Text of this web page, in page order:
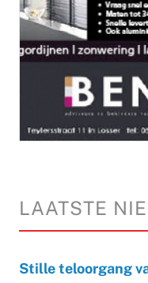
LAATSTE
Stille teloorgang